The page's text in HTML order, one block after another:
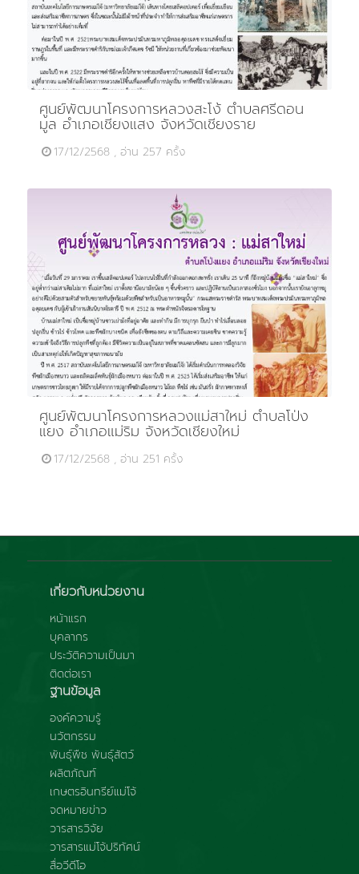
ศูนย์พัฒนาโครงการหลวงสะโง้ ตำบลศรีดอน
มูล อำเภอเชียงแสง จังหวัดเชียงราย
17/12/2568 , อ่าน 257 ครั้ง
ศูนย์พัฒนาโครงการหลวงแม่สาใหม่ ตำบลโป่ง
แยง อำเภอแม่ริม จังหวัดเชียงใหม่
17/12/2568 , อ่าน 251 ครั้ง
เกี่ยวกับหน่วยงาน
หน้าแรก
บุคลากร
ประวัติความเป็นมา
ติดต่อเรา
ฐานข้อมูล
องค์ความรู้
นวัตกรรม
พันธุ์พืช พันธุ์สัตว์
ผลิตภัณฑ์
เกษตรอินทรีย์แม่โจ้
จดหมายข่าว
วารสารวิจัย
วารสารแม่โจ้ปริทัศน์
สื่อวีดีโอ